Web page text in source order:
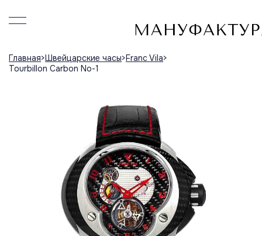
Главная Швейцарские часы Franc Vila
Tourbillon Carbon No-1